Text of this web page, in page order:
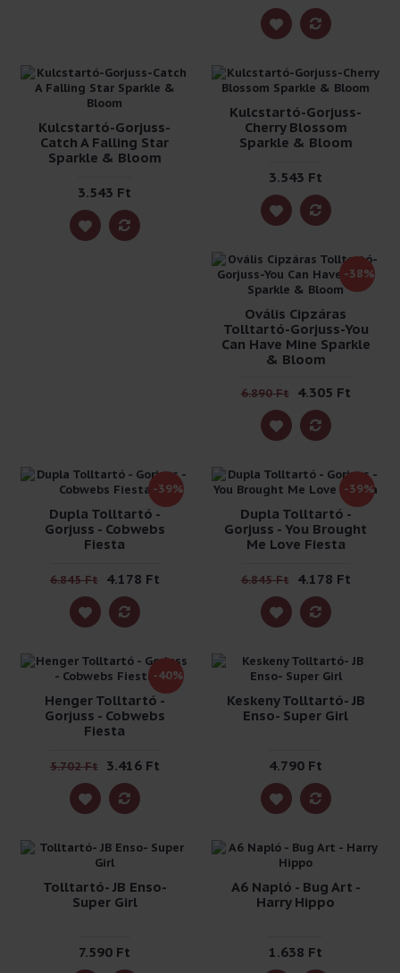
Kulcstartó-Gorjuss-
Catch A Falling Star
Sparkle & Bloom
3.543 Ft
Kulcstartó-Gorjuss-
Cherry Blossom
Sparkle & Bloom
3.543 Ft
-38%
Ovális Cipzáras
Tolltartó-Gorjuss-You
Can Have Mine Sparkle
& Bloom
6.890 Ft 4.305 Ft
-39%
Dupla Tolltartó -
Gorjuss - Cobwebs
Fiesta
6.845 Ft 4.178 Ft
-39%
Dupla Tolltartó -
Gorjuss - You Brought
Me Love Fiesta
6.845 Ft 4.178 Ft
-40%
Henger Tolltartó -
Gorjuss - Cobwebs
Fiesta
5.702 Ft 3.416 Ft
Keskeny Tolltartó- JB
Enso- Super Girl
4.790 Ft
Tolltartó- JB Enso-
Super Girl
7.590 Ft
A6 Napló - Bug Art -
Harry Hippo
1.638 Ft